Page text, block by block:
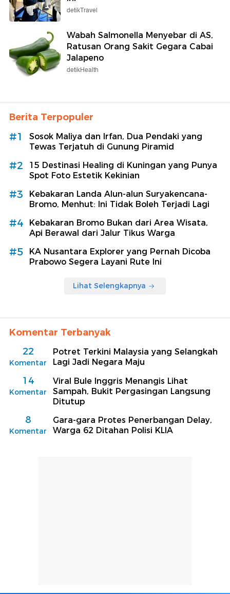
detikTravel
Wabah Salmonella Menyebar di AS,
Ratusan Orang Sakit Gegara Cabai
Jalapeno
detikHealth
Berita Terpopuler
#1
Sosok Maliya dan Irfan, Dua Pendaki yang
Tewas Terjatuh di Gunung Piramid
#2
15 Destinasi Healing di Kuningan yang Punya
Spot Foto Estetik Kekinian
#3
Kebakaran Landa Alun-alun Suryakencana-
Bromo, Menhut: Ini Tidak Boleh Terjadi Lagi
#4
Kebakaran Bromo Bukan dari Area Wisata,
Api Berawal dari Jalur Tikus Warga
#5
KA Nusantara Explorer yang Pernah Dicoba
Prabowo Segera Layani Rute Ini
Lihat Selengkapnya
Komentar Terbanyak
22
Komentar
Potret Terkini Malaysia yang Selangkah
Lagi Jadi Negara Maju
14
Komentar
Viral Bule Inggris Menangis Lihat
Sampah, Bukit Pergasingan Langsung
Ditutup
8
Komentar
Gara-gara Protes Penerbangan Delay,
Warga 62 Ditahan Polisi KLIA